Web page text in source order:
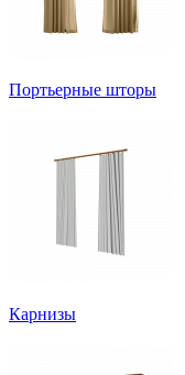
Портьерные шторы
Карнизы